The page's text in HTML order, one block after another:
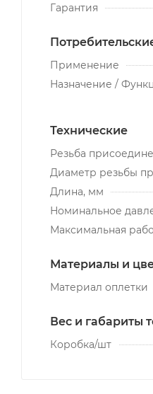
Гарантия
Применение
Назначение /
Технические
Резьба
Диаметр резьбы
Длина, мм
Номинальное
Максимальная
Материалы и
Материал оплетки
Вес и габариты
Коробка/шт